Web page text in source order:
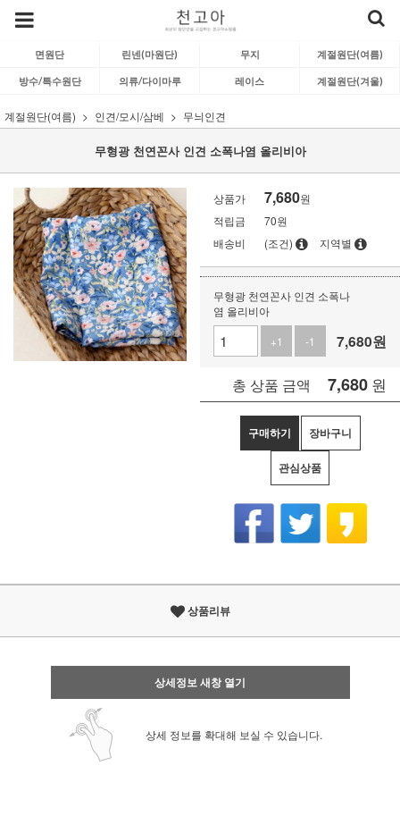
면원단 린넨(마원단) 무지 계절원단(여름)
방수/특수원단 의류/다이마루 레이스 계절원단(겨울)
계절원단(여름) 인견/모시/삼베 무늬인견
무형광 천연꼰사 인견 소폭나염 올리비아
상품가 7,680원
적립금
70원
배송비
(조건) 지역별
무형광 천연꼰사 인견 소폭나
염 올리비아
+1
-1 7,680원
총 상품 금액 7,680 원
구매하기 장바구니
관심상품
상품리뷰
상세정보 새창 열기
상세 정보를 확대해 보실 수 있습니다.